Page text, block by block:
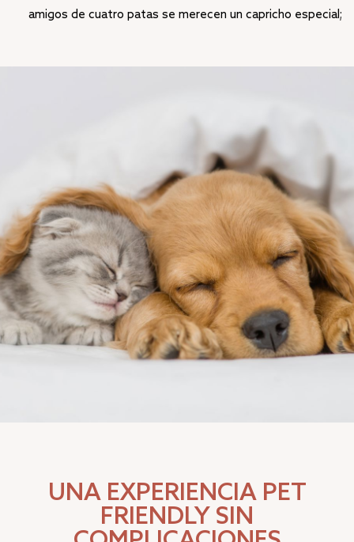
amigos de cuatro patas se merecen un capricho especial;
UNA EXPERIENCIA PET
FRIENDLY SIN